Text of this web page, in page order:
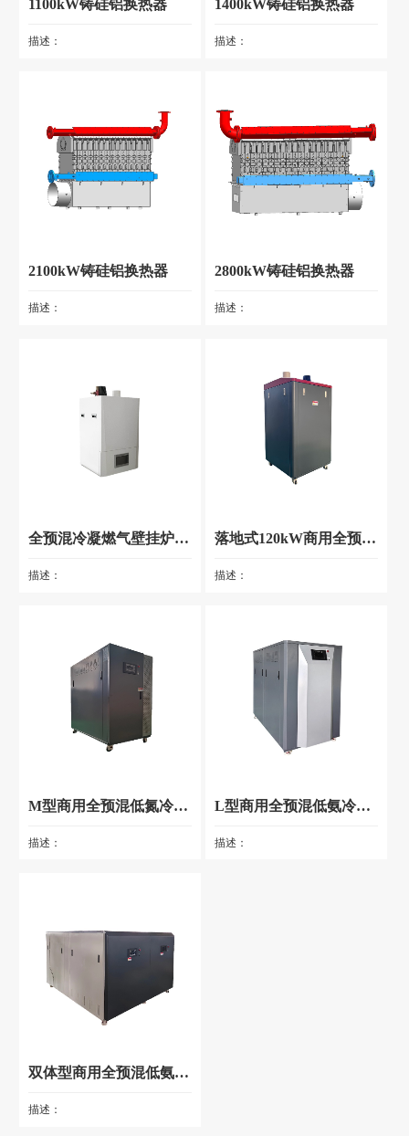
1100kW铸硅铝换热器
描述：
1400kW铸硅铝换热器
描述：
2100kW铸硅铝换热器
描述：
2800kW铸硅铝换热器
描述：
全预混冷凝燃气壁挂炉（燃气锅炉）
描述：
落地式120kW商用全预混低氮冷凝燃气锅炉 (OEM)
描述：
M型商用全预混低氮冷凝燃气锅炉 (OEM)
描述：
L型商用全预混低氨冷凝燃气锅炉 (OEM)
描述：
双体型商用全预混低氨冷凝燃气锅炉 (OEM)
描述：